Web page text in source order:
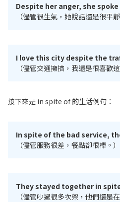
Despite her anger, she
（儘管很生氣，她說話還是很平靜
I love this city despite the
（儘管交通擁擠，我還是很喜歡這
接下來是 in spite of 的生活例句：
In spite of the bad service,
（儘管服務很差，餐點卻很棒。）
They stayed together in
（儘管吵過很多次架，他們還是在